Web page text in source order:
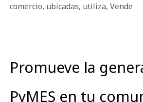
comercio, ubicadas, utiliza, Vende
Promueve la
PyMES en tu